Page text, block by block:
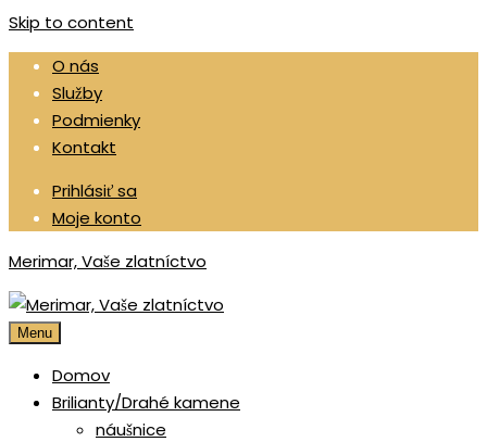
Skip to content
O nás
Služby
Podmienky
Kontakt
Prihlásiť sa
Moje konto
Merimar, Vaše zlatníctvo
Menu
Domov
Brilianty/Drahé kamene
náušnice